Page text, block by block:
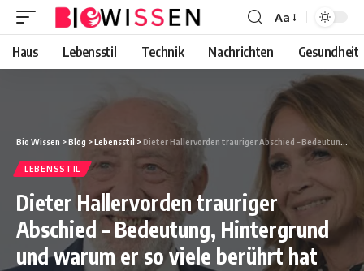
Font
Resizer
Aa
Haus Lebensstil Technik Nachrichten Gesundheit
Bio Wissen >Blog >Lebensstil >Dieter Hallervorden trauriger Abschied – Bedeutung, Hintergrund und warum er so viele berührt hat
LEBENSSTIL
Dieter Hallervorden trauriger
Abschied – Bedeutung, Hintergrund
und warum er so viele berührt hat